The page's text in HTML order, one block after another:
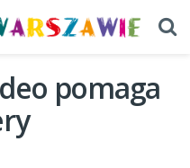
pomaga